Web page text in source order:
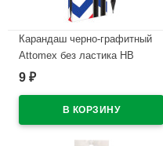
Карандаш черно-графитный
Attomex без ластика НВ
черный корпус, пластиковы
9 ₽